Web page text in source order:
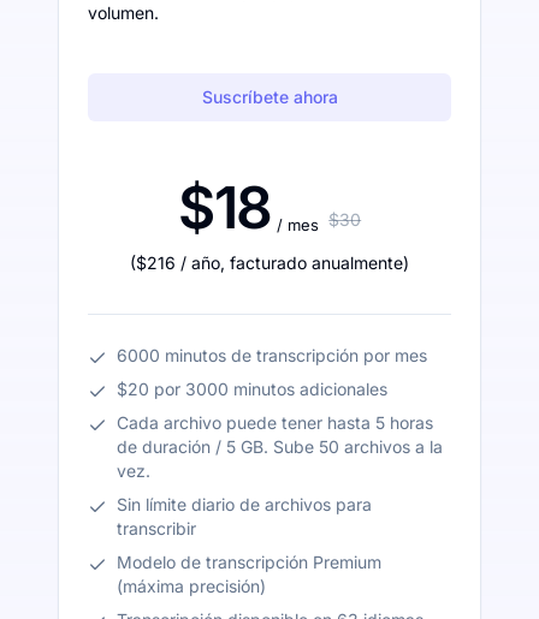
volumen.
Suscríbete ahora
$18 / mes $30
($216 / año, facturado anualmente)
6000 minutos de transcripción por mes
$20 por 3000 minutos adicionales
Cada archivo puede tener hasta 5 horas
de duración / 5 GB. Sube 50 archivos a la
vez.
Sin límite diario de archivos para
transcribir
Modelo de transcripción Premium
(máxima precisión)